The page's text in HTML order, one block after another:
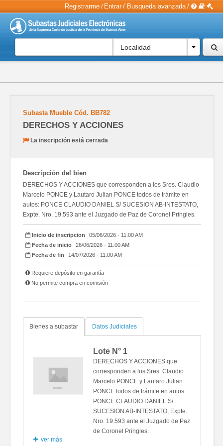
Registrarme / Entrar / Busqueda avanzada /
Localidad
Subasta Mueble Cód. BB782
DERECHOS Y ACCIONES
La inscripción está cerrada
Descripción del bien
DERECHOS Y ACCIONES que corresponden a los Sres. Claudio
Marcelo PONCE y Lautaro Julian PONCE todos de trámite en
autos: PONCE CLAUDIO DANIEL S/ SUCESION AB-INTESTATO,
Expte. Nro. 19.593 ante el Juzgado de Paz de Coronel Pringles.
Inicio de inscripcion
05/06/2026 - 11:00 AM
Fecha de inicio
26/06/2026 - 11:00 AM
Fecha de fin
14/07/2026 - 11:00 AM
Requiere depósito en garantía
No permite compra en comisión
Bienes a subastar Datos Judiciales
Lote N° 1
DERECHOS Y ACCIONES que
corresponden a los Sres. Claudio
Marcelo PONCE y Lautaro Julian
PONCE todos de trámite en autos:
PONCE CLAUDIO DANIEL S/
SUCESION AB-INTESTATO, Expte.
Nro. 19.593 ante el Juzgado de Paz
de Coronel Pringles.
ver más